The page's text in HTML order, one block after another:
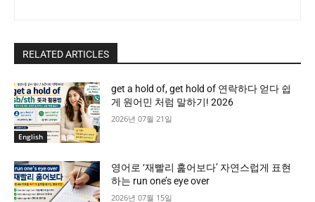
RELATED ARTICLES
English
get a hold of, get hold of 연락하다 얻다 쉽
게 원어민 처럼 말하기! 2026
2026년 07월 21일
영어로 ‘재빨리 훑어보다’ 자연스럽게 표현
하는 run one’s eye over
2026년 07월 15일